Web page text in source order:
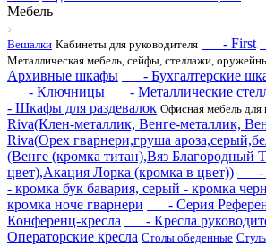
Мебель
Вешалки Кабинеты для руководителя - First
Металлическая мебель, сейфы, стеллажи,
Архивные шкафы
- Бухгалтерские
- Ключницы
- Металлические
- Шкафы для раздевалок Офисная мебель для
Riva(Клен-металлик, Венге-металлик,
Riva(Орех гварнери,груша
(Венге (кромка титан),Вяз Благородный
цвет),Акация Лорка (кромка в цвет))
-
- кромка бук бавария, серый - кромка
кромка ноче гварнери
- Серия
Конференц-кресла
- Кресла
Операторские кресла Столы обеденные